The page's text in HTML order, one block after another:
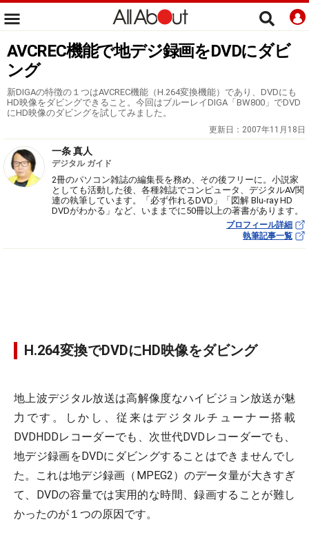
AVCREC機能で地デジ録画をDVDにダビ
ング
新DIGAの特徴の１つはAVCREC機能（H.264変換機能）であり、DVDにも
HD映像をダビングできること。今回はブルーレイDIGA「BW800」でDVD
にHD映像のダビングを試してみました。
更新日： 2007年11月18日
一条 真人
デジタル ガイド
2冊のパソコン雑誌の編集長を務め、その後フリーに。小説家
としても活動した後、各種雑誌でコンピュータ、デジタルAV関
連の執筆しています。「必ず作れるDVD」「図解 Blu-ray HD
DVDがわかる」など、いままでに50冊以上の著書があります。
プロフィール詳細
執筆記事一覧
H.264変換でDVDにHD映像をダビング
地上波デジタル放送は高解像度なハイビジョン放送が魅
力です。しかし、従来はデジタルチューナー搭載
DVDHDDレコーダーでも、次世代DVDレコーダーでも、
地デジ録画をDVDにダビングすることはできませんでし
た。これは地デジ録画（MPEG2）のデータ量が大きすぎ
て、DVDの容量では実用的な時間、録画することが難し
かったのが１つの原因です。